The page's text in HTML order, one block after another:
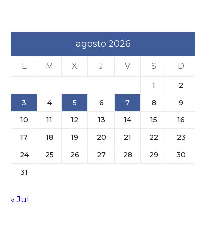
agosto 2026
L M X J V S D
1
2
3
4 5 6 7 8
9
10
11 12 13 14 15
16
17
18 19 20 21 22
23
24
25 26 27 28 29
30
31
« Jul